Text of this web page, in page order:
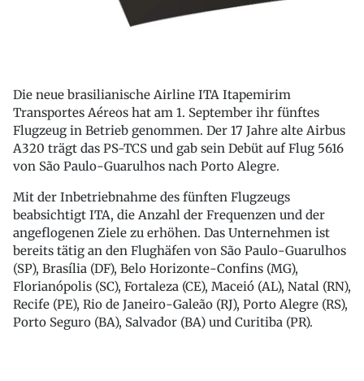
Die neue brasilianische Airline ITA Itapemirim
Transportes Aéreos hat am 1. September ihr fünftes
Flugzeug in Betrieb genommen. Der 17 Jahre alte Airbus
A320 trägt das PS-TCS und gab sein Debüt auf Flug 5616
von São Paulo-Guarulhos nach Porto Alegre.
Mit der Inbetriebnahme des fünften Flugzeugs
beabsichtigt ITA, die Anzahl der Frequenzen und der
angeflogenen Ziele zu erhöhen. Das Unternehmen ist
bereits tätig an den Flughäfen von São Paulo-Guarulhos
(SP), Brasília (DF), Belo Horizonte-Confins (MG),
Florianópolis (SC), Fortaleza (CE), Maceió (AL), Natal (RN),
Recife (PE), Rio de Janeiro-Galeão (RJ), Porto Alegre (RS),
Porto Seguro (BA), Salvador (BA) und Curitiba (PR).